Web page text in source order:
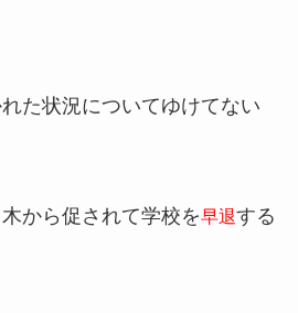
た状況についてゆけてない
から促されて学校を早退する